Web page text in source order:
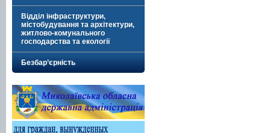
Відділ інфраструктури,
містобудування та архітектури,
житлово-комунального
господарства та екології
Безбар’єрність